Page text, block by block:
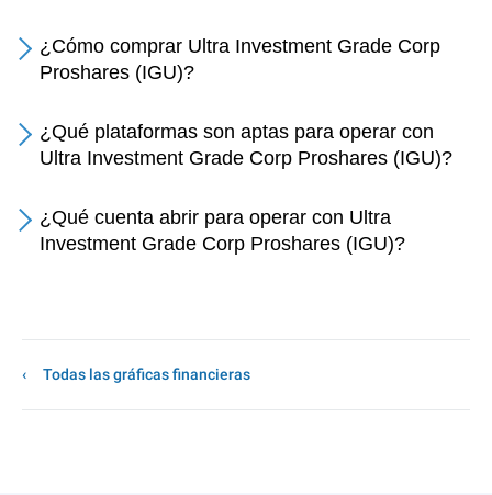
¿Cómo comprar Ultra Investment Grade Corp
Proshares (IGU)?
¿Qué plataformas son aptas para operar con
Ultra Investment Grade Corp Proshares (IGU)?
¿Qué cuenta abrir para operar con Ultra
Investment Grade Corp Proshares (IGU)?
Todas las gráficas financieras